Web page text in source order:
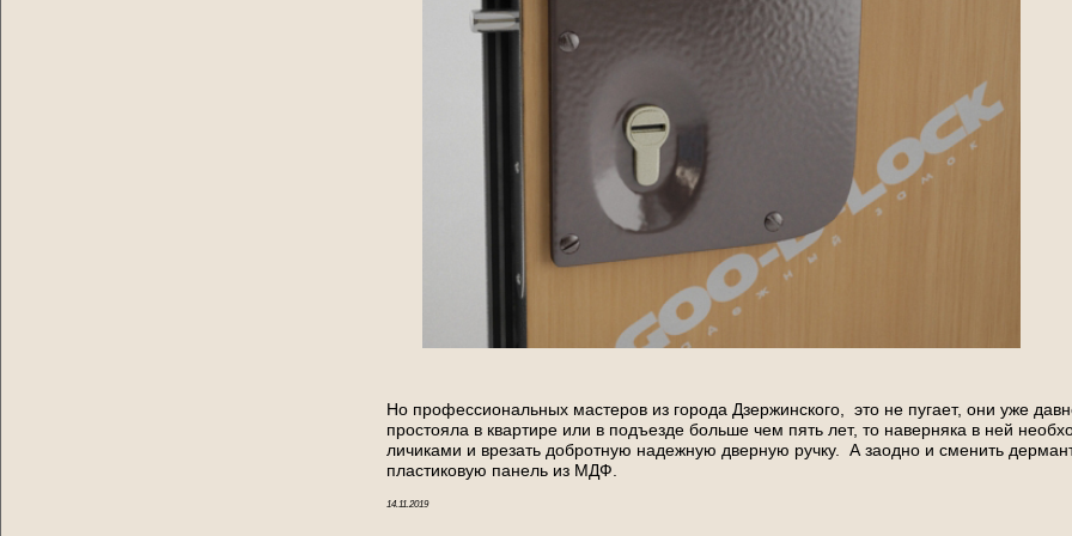
Но профессиональных мастеров из города Дзержинского, это не пугает, они уже
простояла в квартире или в подъезде больше чем пять лет, то наверняка в ней
личиками и врезать добротную надежную дверную ручку. А заодно и сменить
пластиковую панель из МДФ.
14.11.2019